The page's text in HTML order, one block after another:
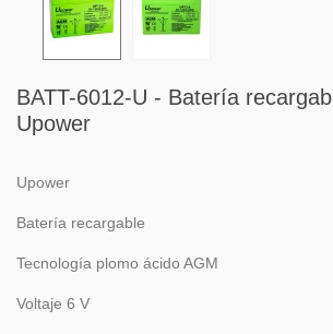
BATT-6012-U - Batería
Upower
Upower
Batería recargable
Tecnología plomo ácido AGM
Voltaje 6 V